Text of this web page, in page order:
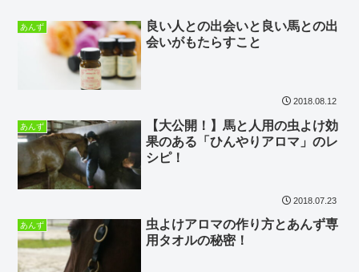
あんず
良い人との出会いと良い馬との出
会いがもたらすこと
2018.08.12
あんず
【大公開！】馬と人用の虫よけ効
果のある「ひんやりアロマ」のレ
シピ！
2018.07.23
あんず
虫よけアロマの作り方とあんず専
用タオルの秘密！